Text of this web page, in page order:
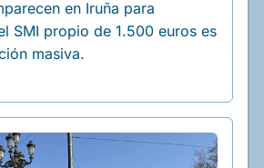
en Iruña para
SMI propio de 1.500 euros es
masiva.